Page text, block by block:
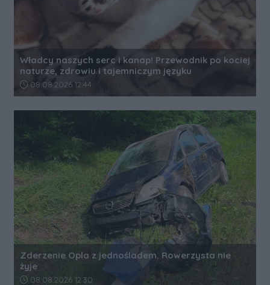
Władcy naszych serc i kanap! Przewodnik po kociej
naturze, zdrowiu i tajemniczym języku
Data dodania artykułu:
08.08.2026 12:44
Zderzenie Opla z jednośladem. Rowerzysta nie
żyje
Data dodania artykułu:
08.08.2026 12:30